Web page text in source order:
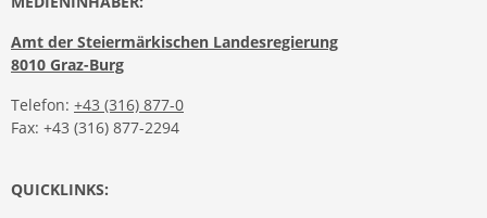
Amt der Steiermärkischen Landesregierung
8010 Graz-Burg
Telefon: +43 (316) 877-0
Fax: +43 (316) 877-2294
QUICKLINKS: